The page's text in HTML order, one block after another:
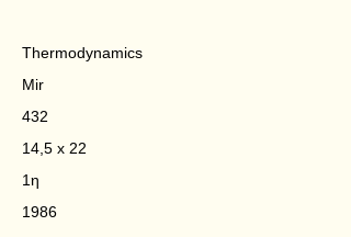
Thermodynamics
Mir
432
14,5 x 22
1η
1986